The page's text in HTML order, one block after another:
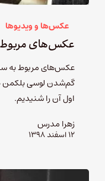
عکس‌ها و ویدیوها
عکس‌های مربوط
عکس‌های مربوط به
اول آن را شنیدیم.
زهرا مدرس
۱۲ اسفند ۱۳۹۸